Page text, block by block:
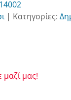
14002
| Κατηγορίες:
μαζί μας!